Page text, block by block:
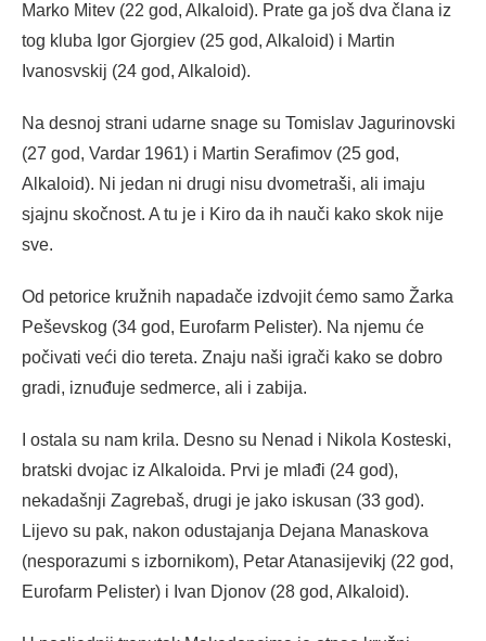
Marko Mitev (22 god, Alkaloid). Prate ga još dva člana iz
tog kluba Igor Gjorgiev (25 god, Alkaloid) i Martin
Ivanosvskij (24 god, Alkaloid).
Na desnoj strani udarne snage su Tomislav Jagurinovski
(27 god, Vardar 1961) i Martin Serafimov (25 god,
Alkaloid). Ni jedan ni drugi nisu dvometraši, ali imaju
sjajnu skočnost. A tu je i Kiro da ih nauči kako skok nije
sve.
Od petorice kružnih napadače izdvojit ćemo samo Žarka
Peševskog (34 god, Eurofarm Pelister). Na njemu će
počivati veći dio tereta. Znaju naši igrači kako se dobro
gradi, iznuđuje sedmerce, ali i zabija.
I ostala su nam krila. Desno su Nenad i Nikola Kosteski,
bratski dvojac iz Alkaloida. Prvi je mlađi (24 god),
nekadašnji Zagrebaš, drugi je jako iskusan (33 god).
Lijevo su pak, nakon odustajanja Dejana Manaskova
(nesporazumi s izbornikom), Petar Atanasijevikj (22 god,
Eurofarm Pelister) i Ivan Djonov (28 god, Alkaloid).